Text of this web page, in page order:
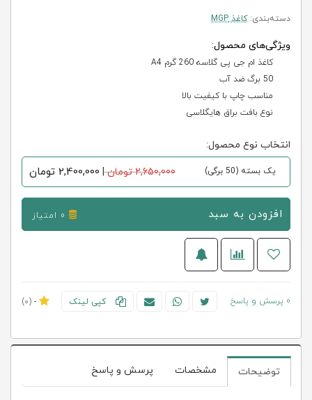
دسته‌بندی:کاغذ MGP
ویژگی‌های محصول:
کاغذ ام جی پی گلاسه 260 گرم A4
50 برگ ضد آب
مناسب چاپ با کیفیت بالا
نوع بافت براق هایگلاسی
انتخاب نوع محصول:
یک بسته (50 برگی) 2,650,000 تومان |
2,400,000 تومان
افزودن به سبد
0 پرسش و پاسخ کپی لینک -
(0)
توضیحات مشخصات پرسش و پاسخ